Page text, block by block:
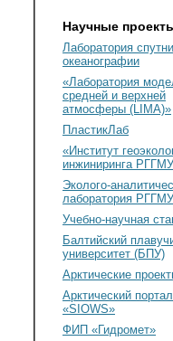
Научные
Лаборатория
океанографии
«Лаборатория
средней и верхней
атмосферы (LIMA)»
ПластикЛаб
«Институт
инжиниринга
Эколого-
лаборатория РГГМУ
Учебно-научная
Балтийский
университет (БПУ)
Арктические
Арктический портал
«SIOWS»
ФИП «Гидромет»